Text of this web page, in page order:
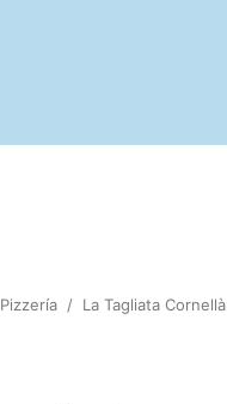
Pizzería / La Tagliata Cornellà